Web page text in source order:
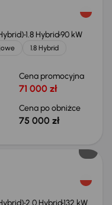
1.8 Hybrid90 kW
1.8 Hybrid
Cena promocyjna
71 000 zł
Cena po obniżce
75 000 zł
2.0 Hybrid132 kW